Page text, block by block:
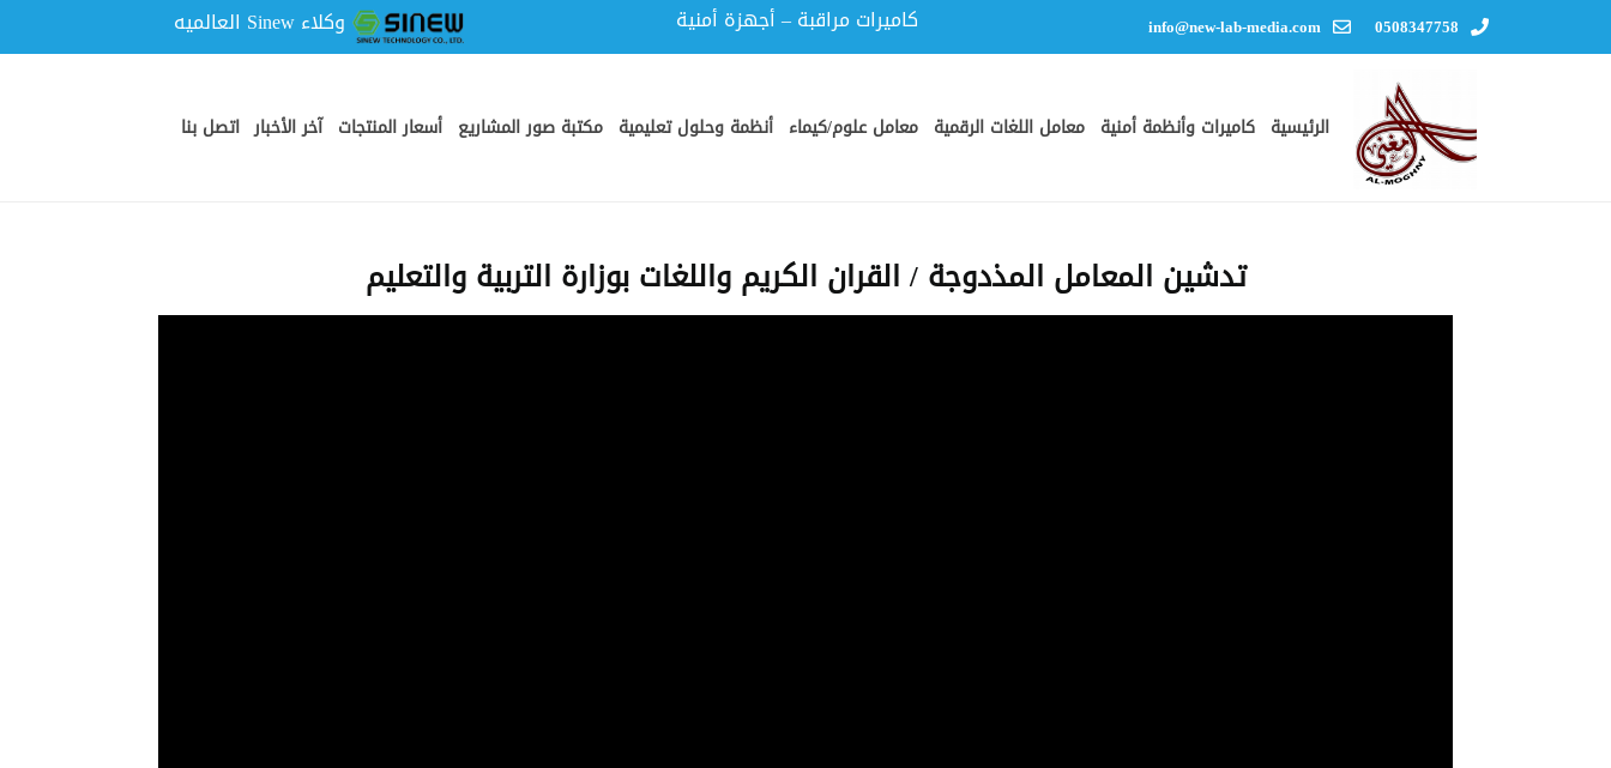
0508347758
info@new-lab-media.com كاميرات مراقبة – أجهزة أمنية وكلاء Sinew العالميه
الرئيسية كاميرات وأنظمة أمنية معامل اللغات الرقمية معامل علوم/كيماء أنظمة وحلول تعليمية مكتبة صور المشاريع أسعار المنتجات آخر الأخبار اتصل بنا
تدشين المعامل المذدوجة / القران الكريم واللغات بوزارة التربية والتعليم